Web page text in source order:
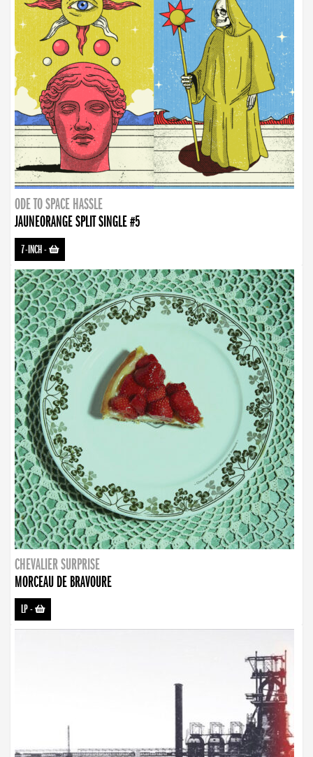
ODE TO SPACE HASSLE
JAUNEORANGE SPLIT SINGLE #5
7-INCH-
CHEVALIER SURPRISE
MORCEAU DE BRAVOURE
LP-